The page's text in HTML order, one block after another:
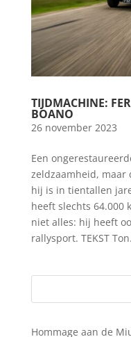
TIJDMACHINE:
BOANO
26 november 2023
Een
zeldzaamheid, maar
hij is in tientallen
heeft slechts 64.000
niet alles: hij heeft
rallysport. TEKST
Hommage aan de